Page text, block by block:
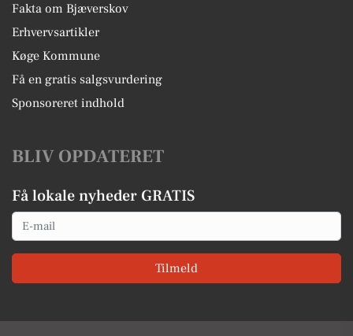
Fakta om Bjæverskov
Erhvervsartikler
Køge Kommune
Få en gratis salgsvurdering
Sponsoreret indhold
BLIV OPDATERET
Få lokale nyheder GRATIS
Email
Tilmeld